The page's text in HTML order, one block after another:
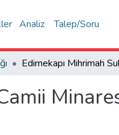
Analiz Talep/Soru